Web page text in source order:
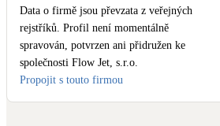
Data o firmě jsou převzata z veřejných
rejstříků. Profil není momentálně
spravován, potvrzen ani přidružen ke
společnosti Flow Jet, s.r.o.
Propojit s touto firmou